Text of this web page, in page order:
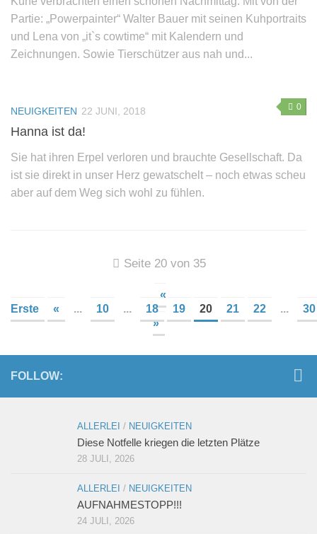
Partie: „Powerpainter“ Walter Bauer mit seinen Kuhportraits
und Lena von „it`s cowtime“ mit Kalendern und
Zeichnungen. Sowie Tierschützer aus nah und...
0
NEUIGKEITEN 22 JUNI, 2018
Hanna ist da!
Sie hat ihren Erpel verloren und brauchte Gesellschaft. Da
ist sie direkt in unser Herz gewatschelt – noch etwas scheu
aber auf dem Weg sich wohl zu fühlen.
Seite 20 von 35
«
Erste
« ... 10 ... 18 19 20 21 22 ...
30
»
FOLLOW:
ALLERLEI / NEUIGKEITEN
Diese Notfelle kriegen die letzten Plätze
28 JULI, 2026
ALLERLEI / NEUIGKEITEN
AUFNAHMESTOPP!!!
24 JULI, 2026